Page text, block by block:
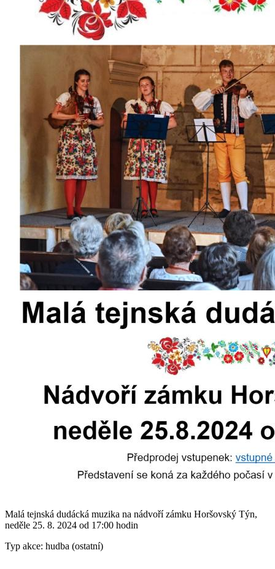
Malá tejnská dudácká muzika na nádvoří zámku Horšovský Týn,
neděle 25. 8. 2024 od 17:00 hodin
Typ akce: hudba (ostatní)